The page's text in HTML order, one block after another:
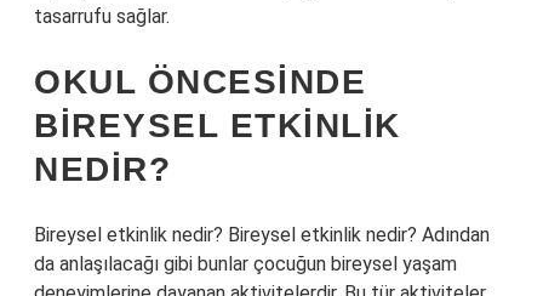
tasarrufu sağlar.
OKUL ÖNCESINDE
BIREYSEL ETKINLIK
NEDIR?
Bireysel etkinlik nedir? Bireysel etkinlik nedir? Adından
da anlaşılacağı gibi bunlar çocuğun bireysel yaşam